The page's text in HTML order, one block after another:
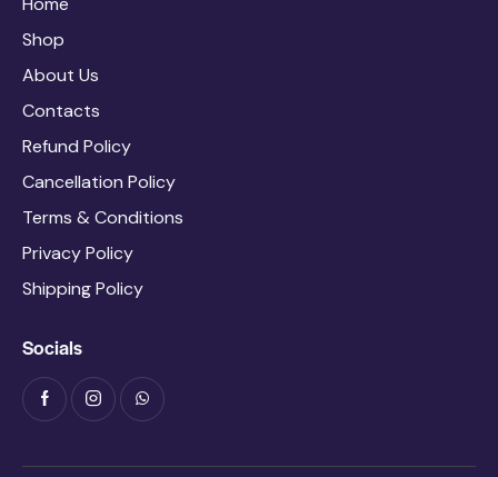
Shop
About Us
Contacts
Refund Policy
Cancellation Policy
Terms & Conditions
Privacy Policy
Shipping Policy
Socials